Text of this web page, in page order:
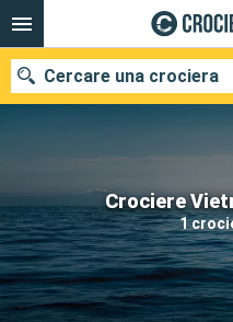
Crociere
1
Cercare una crociera
Le nostre destinazioni
Mesi di partenza
Porti